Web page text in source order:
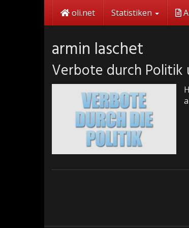
oli.net Statistiken
armin laschet
Verbote durch Politik